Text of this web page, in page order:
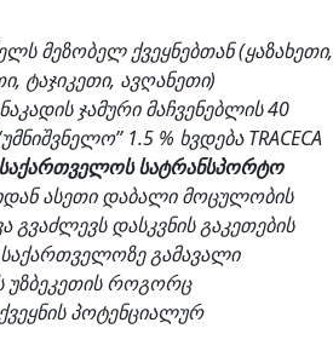
მეზობელ ქვეყნებთან (ყაზახეთი,
ტაჯიკეთი, ავღანეთი)
ჯამური მაჩვენებლის 40
1.5 % ხვდება TRACECA
საქართველოს სატრანსპორტო
ასეთი დაბალი მოცულობის
გვაძლევს დასკვნის გაკეთების
გამავალი
უზბეკეთის როგორც
პოტენციალურ